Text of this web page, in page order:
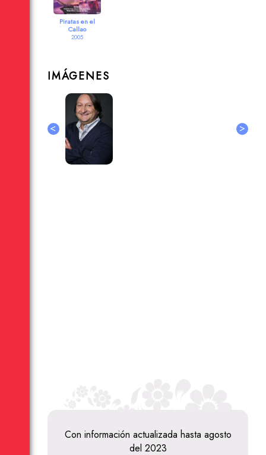
Piratas en el
Callao
2005
IMÁGENES
< >
Con información actualizada hasta agosto
del 2023